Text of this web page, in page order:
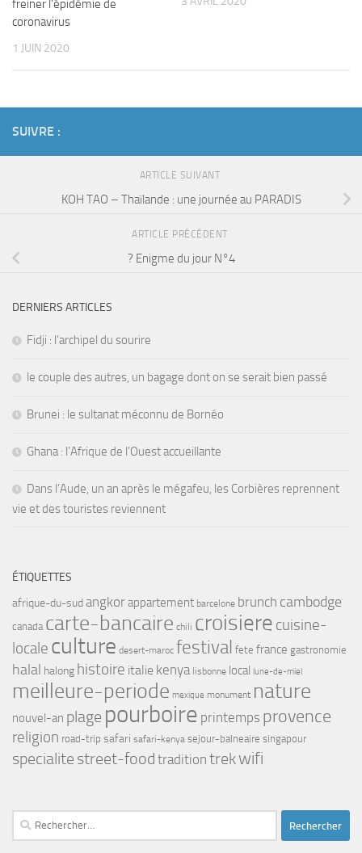
freiner l'épidémie de
coronavirus
1 JUIN 2020
SUIVRE :
ARTICLE SUIVANT
KOH TAO – Thaïlande : une journée au PARADIS
ARTICLE PRÉCÉDENT
? Enigme du jour N°4
DERNIERS ARTICLES
Fidji : l’archipel du sourire
le couple des autres, un bagage dont on se serait bien passé
Brunei : le sultanat méconnu de Bornéo
Ghana : l’Afrique de l’Ouest accueillante
Dans l’Aude, un an après le mégafeu, les Corbières reprennent
vie et des touristes reviennent
ÉTIQUETTES
afrique-du-sudangkorappartement barcelone brunch cambodge
canada carte-bancaire chili croisiere cuisine-
locale culture desert-maroc festival fete france gastronomie
halal halong histoire italie kenya lisbonne local lune-de-miel
meilleure-periode mexique monument nature
nouvel-an plage pourboire printemps provence
religion road-trip safari safari-kenya sejour-balneaire singapour
specialite street-food tradition trekwifi
Rechercher :